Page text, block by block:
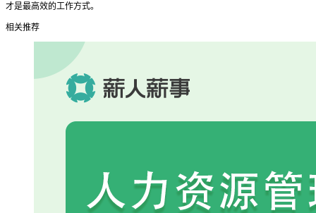
才是最高效的工作方式。
相关推荐